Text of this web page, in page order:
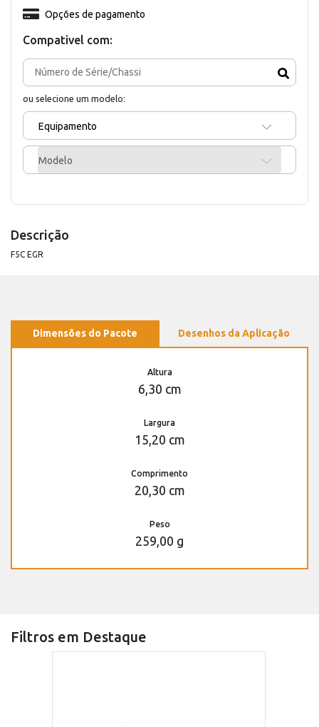
Compativel com:
ou selecione um modelo:
Equipamento
Modelo
Opções de pagamento
Descrição
F5C EGR
Dimensões do Pacote Desenhos da Aplicação
Altura
6,30 cm
Largura
15,20 cm
Comprimento
20,30 cm
Peso
259,00 g
Filtros em Destaque